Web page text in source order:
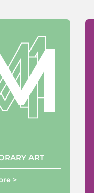
ART
>